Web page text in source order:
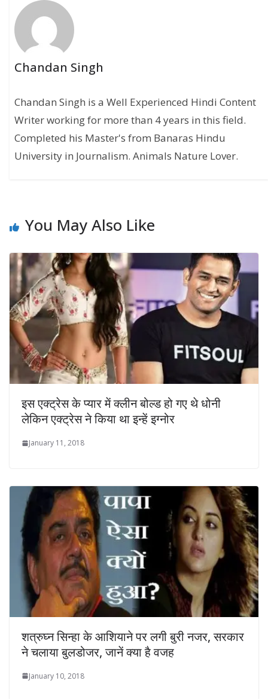
Chandan Singh
Chandan Singh is a Well Experienced Hindi Content
Writer working for more than 4 years in this field.
Completed his Master's from Banaras Hindu
University in Journalism. Animals Nature Lover.
You May Also Like
इस एक्ट्रेस के प्यार में क्‍लीन बोल्‍ड हो गए थे धोनी
लेकिन एक्ट्रेस ने किया था इन्‍हें इग्नोर
January 11, 2018
शत्रुघ्न सिन्हा के आशियाने पर लगी बुरी नजर, सरकार
ने चलाया बुलडोजर, जानें क्‍या है वजह
January 10, 2018